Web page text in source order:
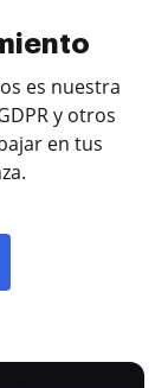
es nuestra
y otros
en tus